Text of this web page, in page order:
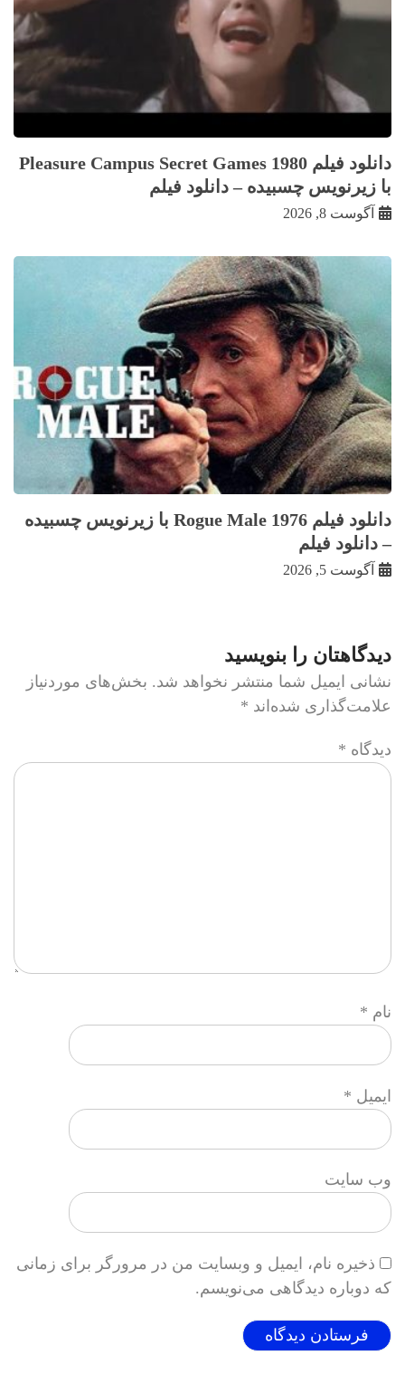
دانلود فیلم Pleasure Campus Secret Games 1980
با زيرنويس چسبيده – دانلود فیلم
آگوست 8, 2026
دانلود فیلم Rogue Male 1976 با زيرنويس چسبيده
– دانلود فیلم
آگوست 5, 2026
دیدگاهتان را بنویسید
نشانی ایمیل شما منتشر نخواهد شد. بخش‌های موردنیاز
علامت‌گذاری شده‌اند *
دیدگاه *
نام *
ایمیل *
وب‌ سایت
ذخیره نام، ایمیل و وبسایت من در مرورگر برای زمانی
که دوباره دیدگاهی می‌نویسم.